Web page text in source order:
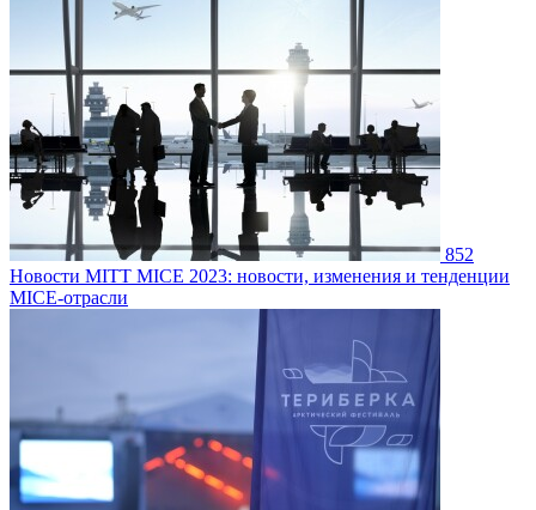
852
Новости MITT MICE 2023: новости, изменения и тенденции
MICE-отрасли